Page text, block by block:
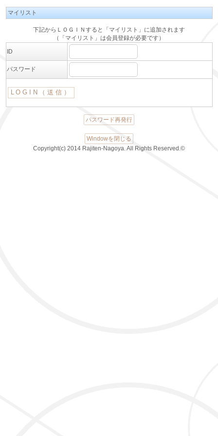
マイリスト
下記からＬＯＧＩＮすると「マイリスト」に追加されます
（「マイリスト」は会員登録が必要です）
ID
パスワード
パスワード再発行
Windowを閉じる
Copyright(c) 2014 Rajiten-Nagoya. All Rights Reserved.©